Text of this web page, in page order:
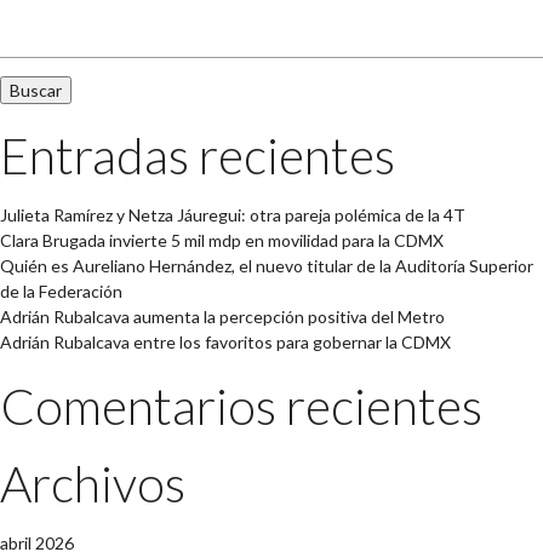
Entradas recientes
Julieta Ramírez y Netza Jáuregui: otra pareja polémica de la 4T
Clara Brugada invierte 5 mil mdp en movilidad para la CDMX
Quién es Aureliano Hernández, el nuevo titular de la Auditoría Superior
de la Federación
Adrián Rubalcava aumenta la percepción positiva del Metro
Adrián Rubalcava entre los favoritos para gobernar la CDMX
Comentarios recientes
Archivos
abril 2026